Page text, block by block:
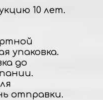
10 лет.
упаковка.
до
отправки.